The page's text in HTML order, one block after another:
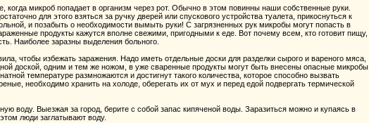
когда микроб попадает в организм через рот. Обычно в этом повинны наши собственные руки.
для этого взяться за ручку дверей или спускового устройства туалета, прикоснуться к
и позабыть о необходимости вымыть руки! С загрязненных рук микробы могут попасть в
продукты кажутся вполне свежими, пригодными к еде. Вот почему всем, кто готовит пищу,
Наиболее заразны выделения больного.
чтобы избежать заражения. Надо иметь отдельные доски для разделки сырого и вареного мяса,
доской, одним и тем же ножом, в уже сваренные продукты могут быть внесены опасные микробы.
температуре размножаются и достигнут такого количества, которое способно вызвать
необходимо хранить на холоде, оберегать их от мух и перед едой подвергать термической
воду. Выезжая за город, берите с собой запас кипяченой воды. Заразиться можно и купаясь в
люди заглатывают воду.